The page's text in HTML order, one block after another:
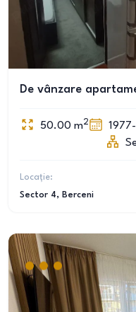
De vânzare
50.00 m2
Locație:
Sector 4, Berceni